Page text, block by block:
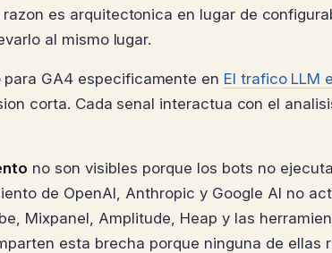
es arquitectonica en lugar de
al mismo lugar.
GA4 especificamente en El trafico LLM
corta. Cada senal interactua con el
no son visibles porque los bots no
de OpenAI, Anthropic y Google AI no
Mixpanel, Amplitude, Heap y las
esta brecha porque ninguna de ellas